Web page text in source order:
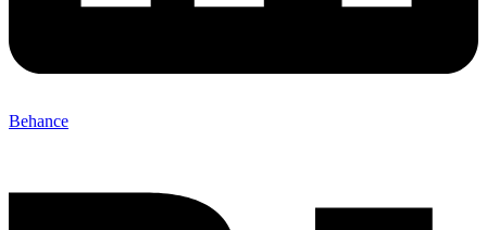
Behance